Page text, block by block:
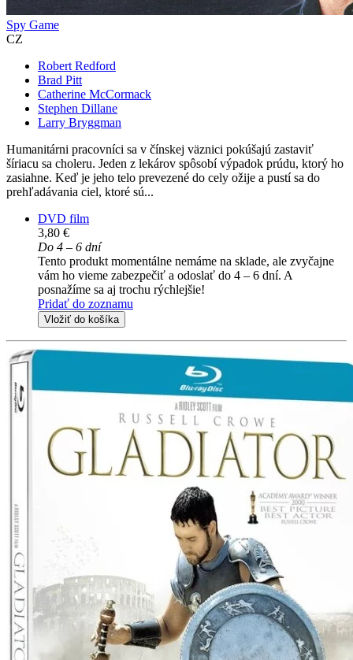
Spy Game
CZ
Robert Redford
Brad Pitt
Catherine McCormack
Stephen Dillane
Larry Bryggman
Humanitárni pracovníci sa v čínskej väznici pokúšajú zastaviť
šíriacu sa choleru. Jeden z lekárov spôsobí výpadok prúdu, ktorý ho
zasiahne. Keď je jeho telo prevezené do cely ožije a pustí sa do
prehľadávania ciel, ktoré sú...
DVD film
3,80 €
Do 4 – 6 dní
Tento produkt momentálne nemáme na sklade, ale zvyčajne
vám ho vieme zabezpečiť a odoslať do 4 – 6 dní. A
posnažíme sa aj trochu rýchlejšie!
Pridať do zoznamu
Vložiť do košíka